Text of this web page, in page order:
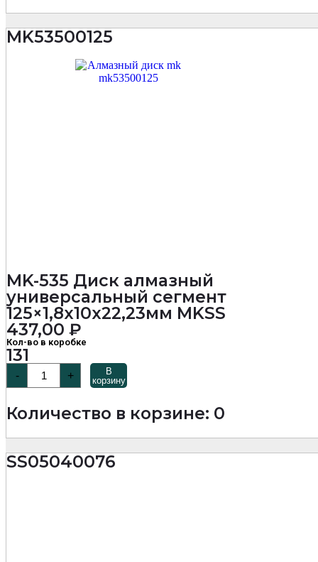
арм.
Turbo
Special
125х10х22,23мм
MK53500125
MK-535 Диск алмазный
универсальный сегмент
125×1,8x10x22,23мм MKSS
437,00 ₽
Кол-во в коробке
131
-
товара
MK-
Диск
универсальный
125x1,8x10x22,23мм
MKSS
+
В
корзину
Количество в корзине: 0
SS05040076